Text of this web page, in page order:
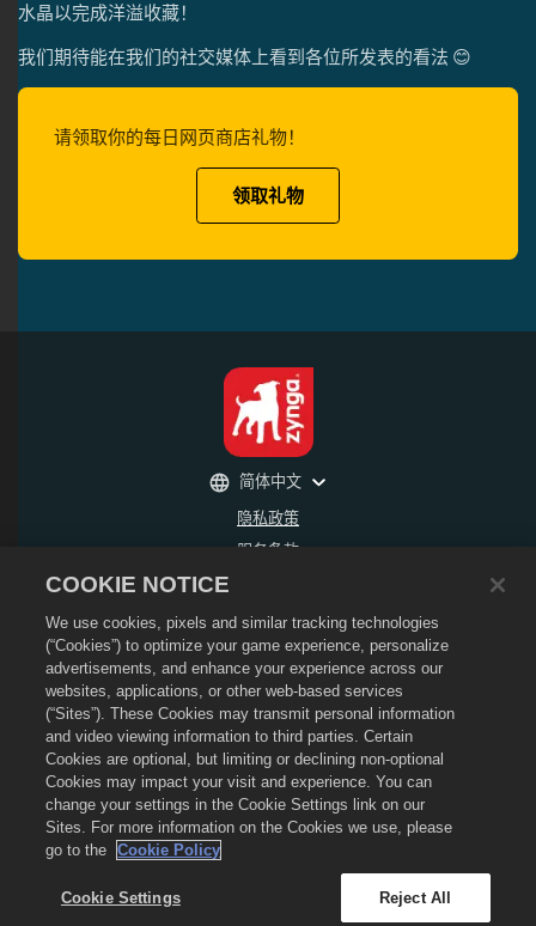
水晶以完成洋溢收藏！
我们期待能在我们的社交媒体上看到各位所发表的看法 😊
请领取你的每日网页商店礼物！
领取礼物
隐私政策
服务条款
不得出售或分享我的个人信息
退款政策
Cookie政策
商店支持
游戏支持
Cookie设置
2026Social Point S.L. 龙城和龙城标识是Social Point S.L.所拥有的商标 保留所有权
利。 龙城商店是由Zynga, Inc.所运营的服务，其商品仅在龙城游戏内有效。 商品出售和
定价将按地区各有不同。
简体中文
COOKIE NOTICE
We use cookies, pixels and similar tracking technologies
(“Cookies”) to optimize your game experience, personalize
advertisements, and enhance your experience across our
websites, applications, or other web-based services
(“Sites”). These Cookies may transmit personal information
and video viewing information to third parties. Certain
Cookies are optional, but limiting or declining non-optional
Cookies may impact your visit and experience. You can
change your settings in the Cookie Settings link on our
Sites. For more information on the Cookies we use, please
go to the
Cookie Policy
Cookie Settings Reject All